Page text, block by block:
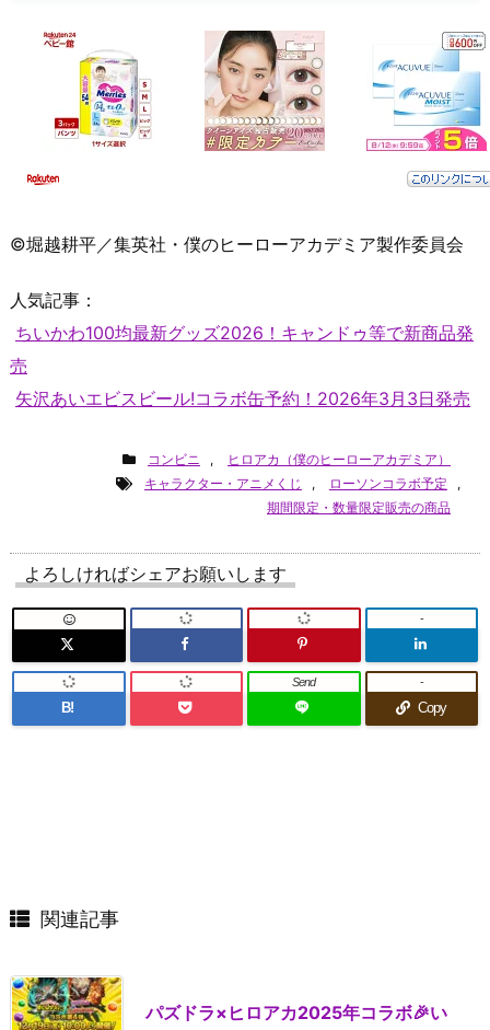
©堀越耕平／集英社・僕のヒーローアカデミア製作委員会
人気記事：
ちいかわ100均最新グッズ2026！キャンドゥ等で新商品発
売
矢沢あいエビスビール!コラボ缶予約！2026年3月3日発売
コンビニ ,
ヒロアカ（僕のヒーローアカデミア）
キャラクター・アニメくじ
, ローソンコラボ予定
,
期間限定・数量限定販売の商品
よろしければシェアお願いします
-
B!
Send
Copy
-
関連記事
パズドラ×ヒロアカ2025年コラボ🎉い